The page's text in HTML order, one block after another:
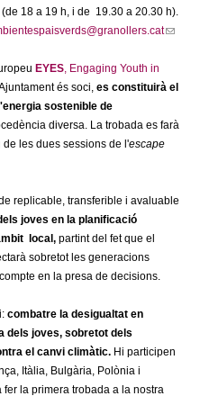
18 a 19 h, i de 19.30 a 20.30 h).
(
n
s
e
s
EYES, Engaging Youth in
és soci, es constituirà el
sostenible de
diversa. La trobada es farà
les dues sessions de l'escape
replicable, transferible i avaluable
joves en la planificació
local, partint del fet que el
sobretot les generacions
en la presa de decisions.
combatre la desigualtat en
dels joves, sobretot dels
el canvi climàtic. Hi participen
Itàlia, Bulgària, Polònia i
fer la primera trobada a la nostra